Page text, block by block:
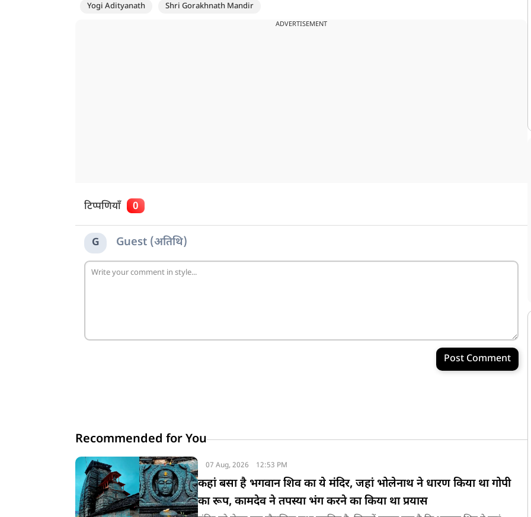
Yogi Adityanath
Shri Gorakhnath Mandir
ADVERTISEMENT
टिप्पणियाँ 0
G Guest (अतिथि)
Post Comment
Recommended for You
07 Aug, 2026 12:53 PM
कहां बसा है भगवान शिव का ये मंदिर, जहां भोलेनाथ ने धारण किया था गोपी
का रूप, कामदेव ने तपस्या भंग करने का किया था प्रयास